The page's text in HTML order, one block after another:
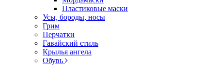
Пластиковые маски
Усы, бороды, носы
Грим
Перчатки
Гавайский стиль
Крылья ангела
Обувь